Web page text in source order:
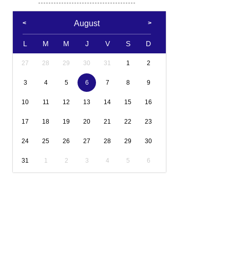
August
L M M J V S D
27 28 29 30 31 1 2
3 4 5 6 7 8 9
10 11 12 13 14 15 16
17 18 19 20 21 22 23
24 25 26 27 28 29 30
31 1 2 3 4 5 6